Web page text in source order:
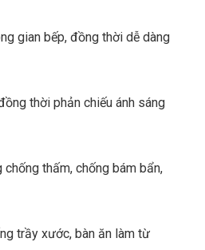
gian bếp, đồng thời dễ dàng
thời phản chiếu ánh sáng
thấm, chống bám bẩn,
trầy xước, bàn ăn làm từ